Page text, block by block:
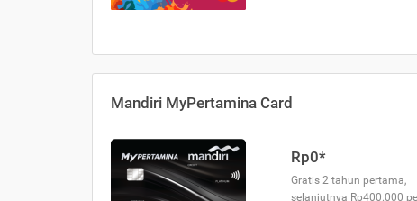
Mandiri MyPertamina Card
Rp0*
Gratis 2 tahun pertama,
selanjutnya Rp400.000